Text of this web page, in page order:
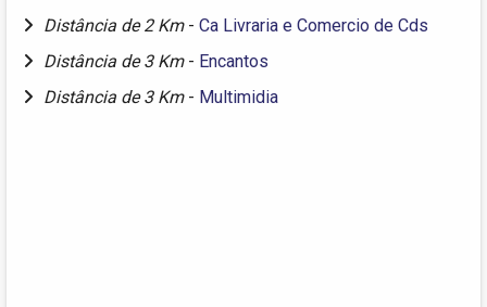
Distância de 2 Km - Ca Livraria e Comercio de Cds
Distância de 3 Km - Encantos
Distância de 3 Km - Multimidia